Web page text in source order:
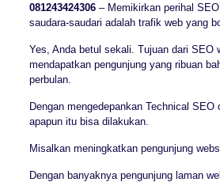
081243424306– Memikirkan perihal
saudara-saudari adalah trafik web yang
Yes, Anda betul sekali. Tujuan dari SEO
mendapatkan pengunjung yang ribuan
perbulan.
Dengan mengedepankan Technical
apapun itu bisa dilakukan.
Misalkan meningkatkan pengunjung webs.
Dengan banyaknya pengunjung laman